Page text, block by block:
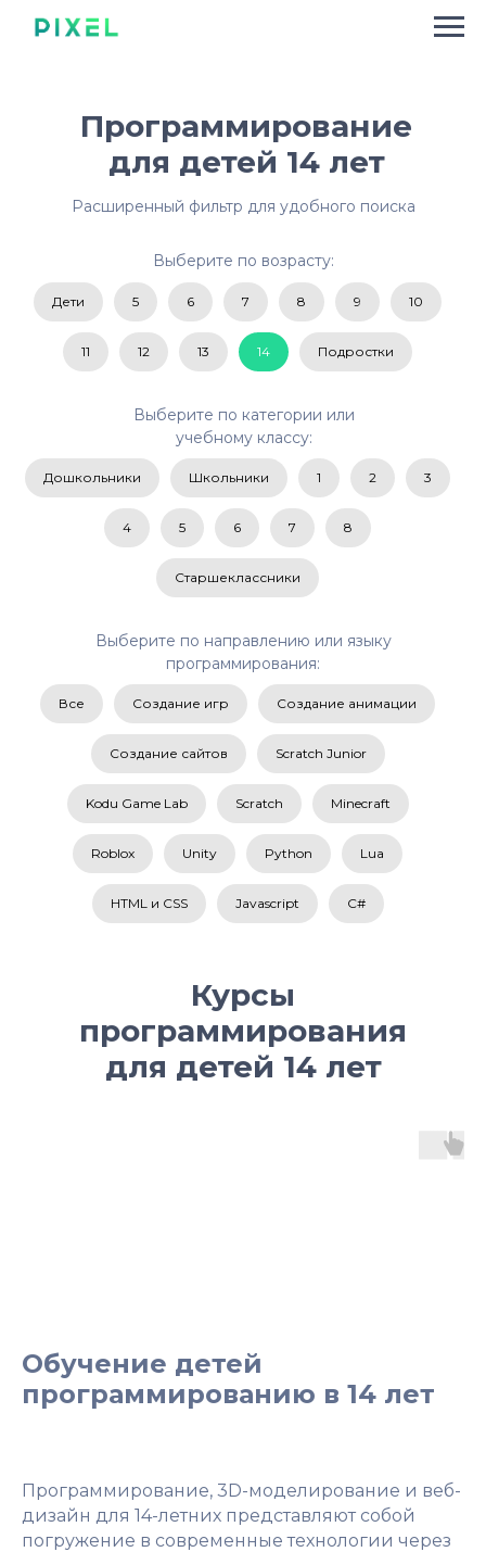
Программирование
для детей 14 лет
Расширенный фильтр для удобного поиска
Выберите по возрасту:
Дети 5 6 7 8 9 10
11 12 13 14 Подростки
Выберите по категории или
учебному классу:
Дошкольники Школьники 1 2 3
4 5 6 7 8
Старшеклассники
Выберите по направлению или языку
программирования:
Все Создание игр Создание анимации
Создание сайтов Scratch Junior
Kodu Game Lab Scratch Minecraft
Roblox Unity Python Lua
HTML и CSS Javascript C#
Курсы
программирования
для детей 14 лет
Обучение детей
программированию в 14 лет
Программирование, 3D-моделирование и веб-
дизайн для 14-летних представляют собой
погружение в современные технологии через